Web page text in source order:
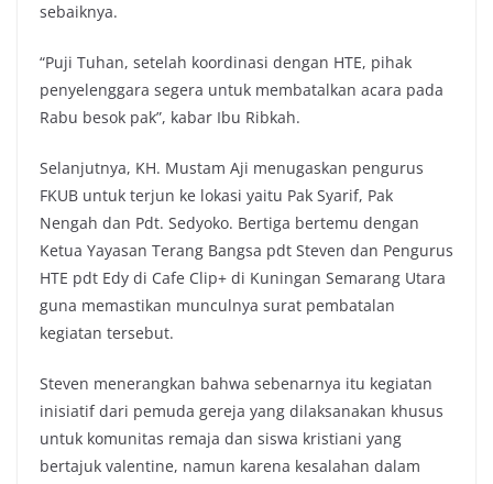
sebaiknya.
“Puji Tuhan, setelah koordinasi dengan HTE, pihak
penyelenggara segera untuk membatalkan acara pada
Rabu besok pak”, kabar Ibu Ribkah.
Selanjutnya, KH. Mustam Aji menugaskan pengurus
FKUB untuk terjun ke lokasi yaitu Pak Syarif, Pak
Nengah dan Pdt. Sedyoko. Bertiga bertemu dengan
Ketua Yayasan Terang Bangsa pdt Steven dan Pengurus
HTE pdt Edy di Cafe Clip+ di Kuningan Semarang Utara
guna memastikan munculnya surat pembatalan
kegiatan tersebut.
Steven menerangkan bahwa sebenarnya itu kegiatan
inisiatif dari pemuda gereja yang dilaksanakan khusus
untuk komunitas remaja dan siswa kristiani yang
bertajuk valentine, namun karena kesalahan dalam